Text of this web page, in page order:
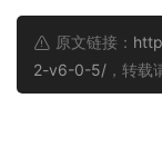
原文链接：
2-v6-0-5/ ，转载